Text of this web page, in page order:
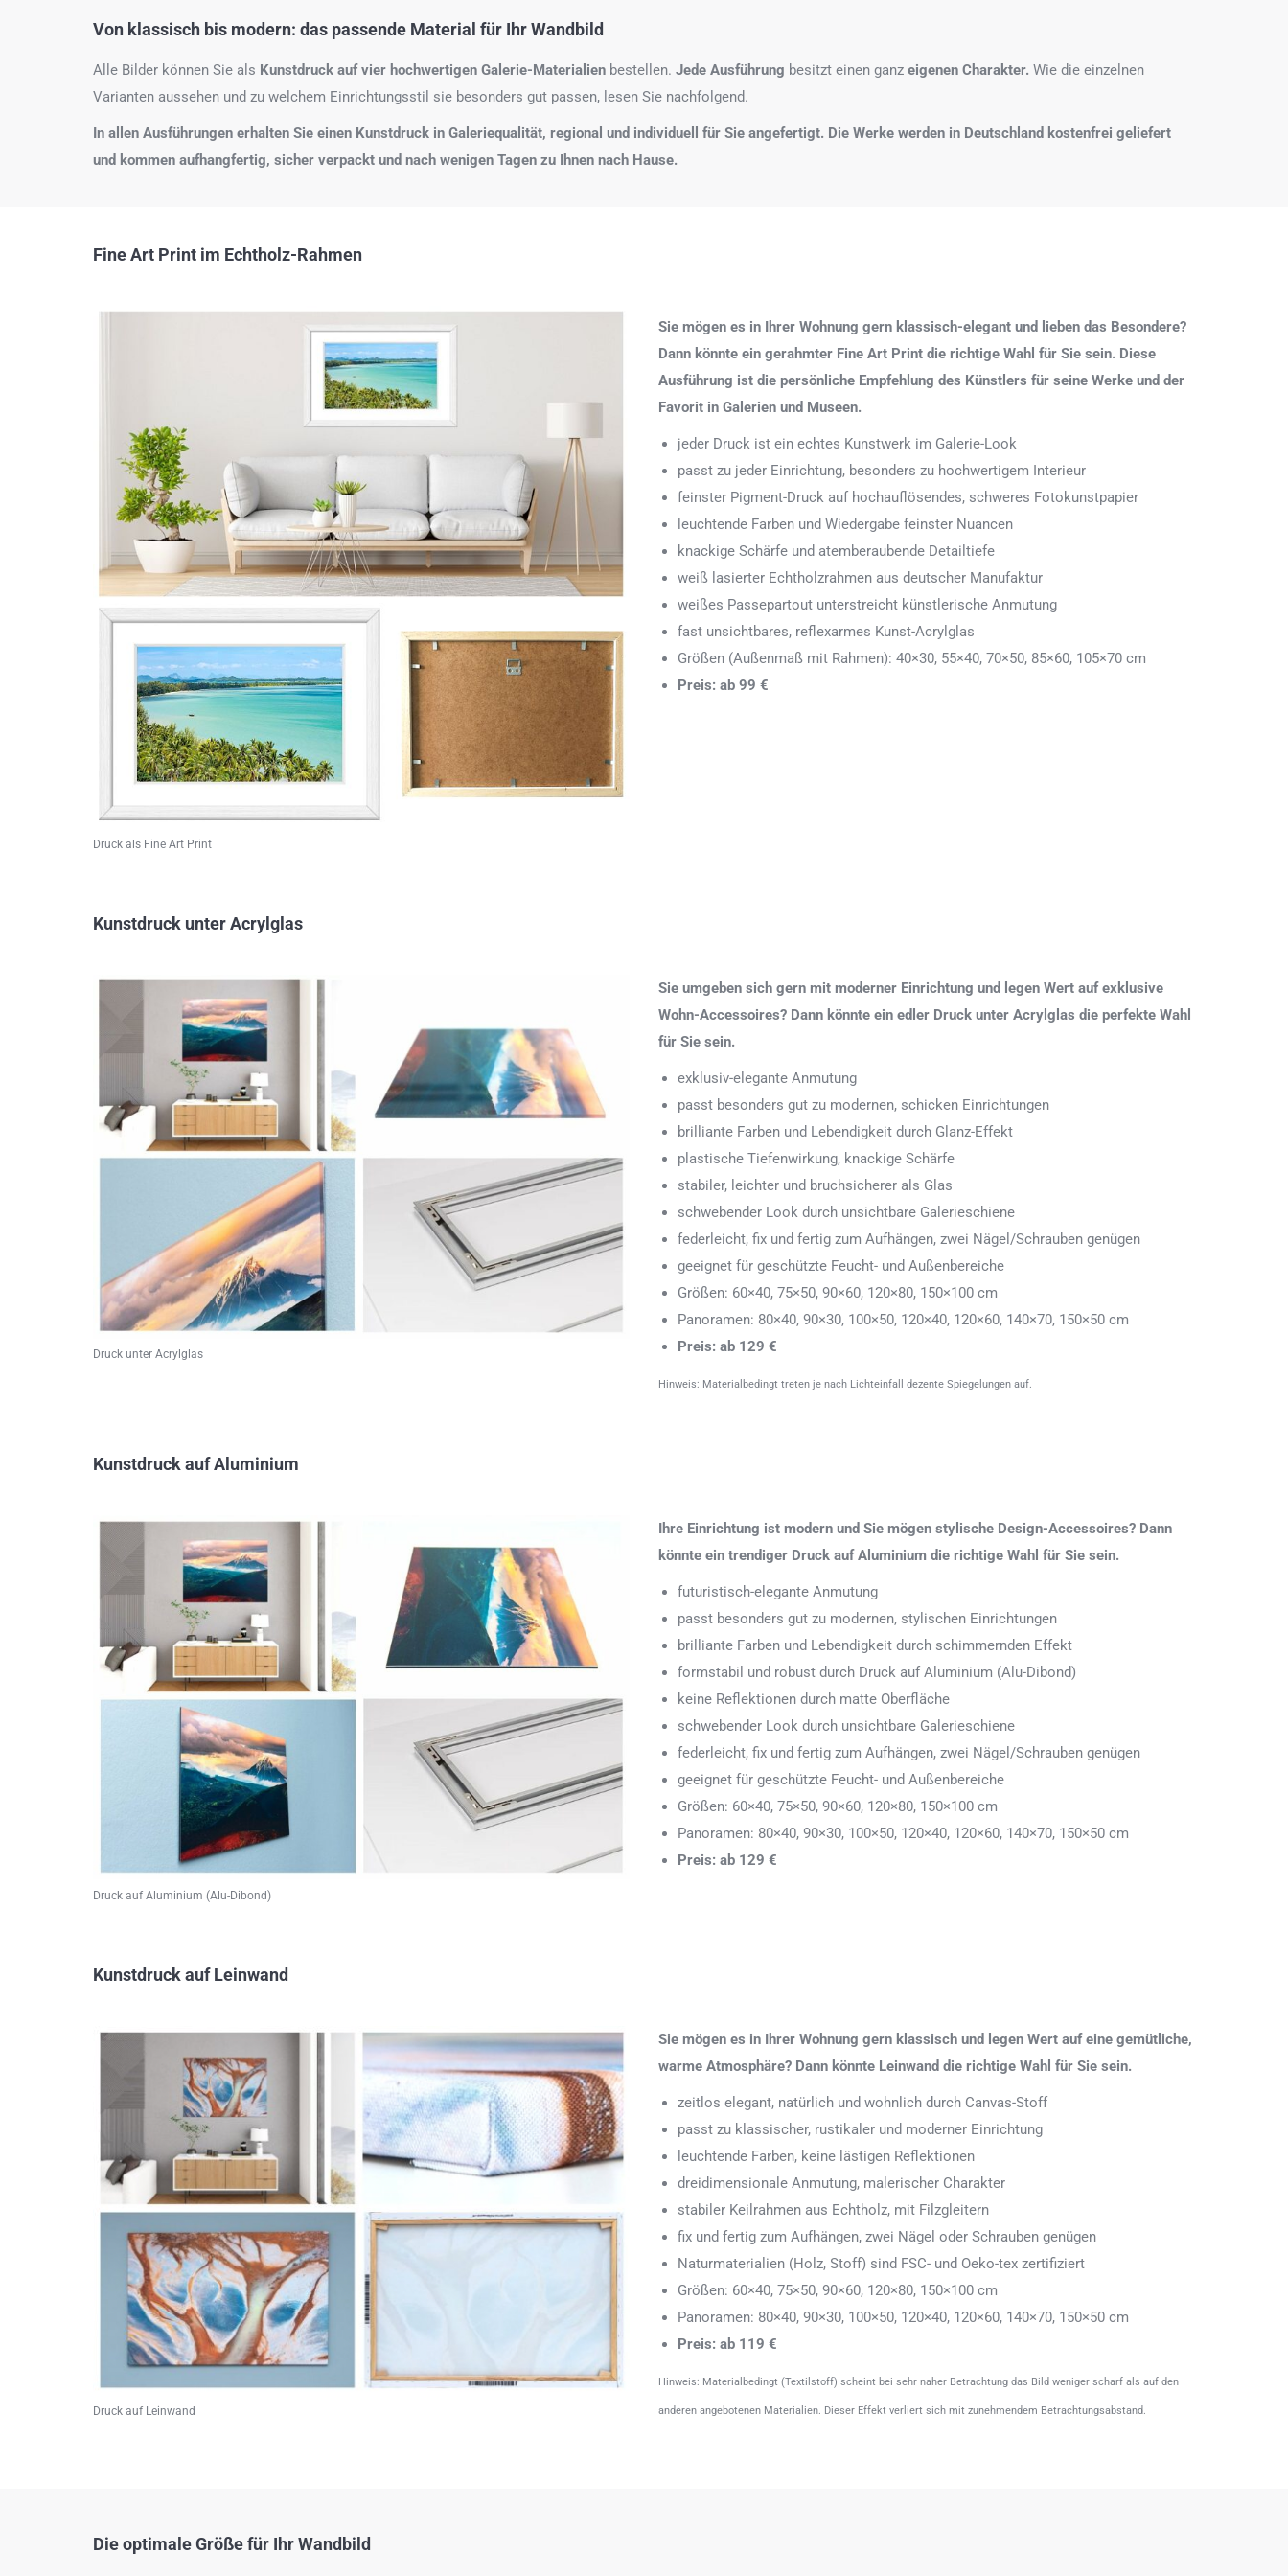
Von klassisch bis modern: das passende Material für Ihr Wandbild
Alle Bilder können Sie als Kunstdruck auf vier hochwertigen Galerie-Materialien bestellen. Jede Ausführung besitzt einen ganz eigenen Charakter. Wie die einzelnen
Varianten aussehen und zu welchem Einrichtungsstil sie besonders gut passen, lesen Sie nachfolgend.
In allen Ausführungen erhalten Sie einen Kunstdruck in Galeriequalität, regional und individuell für Sie angefertigt. Die Werke werden in Deutschland kostenfrei geliefert
und kommen aufhangfertig, sicher verpackt und nach wenigen Tagen zu Ihnen nach Hause.
Fine Art Print im Echtholz-Rahmen
Druck als Fine Art Print
Sie mögen es in Ihrer Wohnung gern klassisch-elegant und lieben das Besondere?
Dann könnte ein gerahmter Fine Art Print die richtige Wahl für Sie sein. Diese
Ausführung ist die persönliche Empfehlung des Künstlers für seine Werke und der
Favorit in Galerien und Museen.
jeder Druck ist ein echtes Kunstwerk im Galerie-Look
passt zu jeder Einrichtung, besonders zu hochwertigem Interieur
feinster Pigment-Druck auf hochauflösendes, schweres Fotokunstpapier
leuchtende Farben und Wiedergabe feinster Nuancen
knackige Schärfe und atemberaubende Detailtiefe
weiß lasierter Echtholzrahmen aus deutscher Manufaktur
weißes Passepartout unterstreicht künstlerische Anmutung
fast unsichtbares, reflexarmes Kunst-Acrylglas
Größen (Außenmaß mit Rahmen): 40×30, 55×40, 70×50, 85×60, 105×70 cm
Preis: ab 99 €
Kunstdruck unter Acrylglas
Druck unter Acrylglas
Sie umgeben sich gern mit moderner Einrichtung und legen Wert auf exklusive
Wohn-Accessoires? Dann könnte ein edler Druck unter Acrylglas die perfekte Wahl
für Sie sein.
exklusiv-elegante Anmutung
passt besonders gut zu modernen, schicken Einrichtungen
brilliante Farben und Lebendigkeit durch Glanz-Effekt
plastische Tiefenwirkung, knackige Schärfe
stabiler, leichter und bruchsicherer als Glas
schwebender Look durch unsichtbare Galerieschiene
federleicht, fix und fertig zum Aufhängen, zwei Nägel/Schrauben genügen
geeignet für geschützte Feucht- und Außenbereiche
Größen: 60×40, 75×50, 90×60, 120×80, 150×100 cm
Panoramen: 80×40, 90×30, 100×50, 120×40, 120×60, 140×70, 150×50 cm
Preis: ab 129 €
Hinweis: Materialbedingt treten je nach Lichteinfall dezente Spiegelungen auf.
Kunstdruck auf Aluminium
Druck auf Aluminium (Alu-Dibond)
Ihre Einrichtung ist modern und Sie mögen stylische Design-Accessoires? Dann
könnte ein trendiger Druck auf Aluminium die richtige Wahl für Sie sein.
futuristisch-elegante Anmutung
passt besonders gut zu modernen, stylischen Einrichtungen
brilliante Farben und Lebendigkeit durch schimmernden Effekt
formstabil und robust durch Druck auf Aluminium (Alu-Dibond)
keine Reflektionen durch matte Oberfläche
schwebender Look durch unsichtbare Galerieschiene
federleicht, fix und fertig zum Aufhängen, zwei Nägel/Schrauben genügen
geeignet für geschützte Feucht- und Außenbereiche
Größen: 60×40, 75×50, 90×60, 120×80, 150×100 cm
Panoramen: 80×40, 90×30, 100×50, 120×40, 120×60, 140×70, 150×50 cm
Preis: ab 129 €
Kunstdruck auf Leinwand
Druck auf Leinwand
Sie mögen es in Ihrer Wohnung gern klassisch und legen Wert auf eine gemütliche,
warme Atmosphäre? Dann könnte Leinwand die richtige Wahl für Sie sein.
zeitlos elegant, natürlich und wohnlich durch Canvas-Stoff
passt zu klassischer, rustikaler und moderner Einrichtung
leuchtende Farben, keine lästigen Reflektionen
dreidimensionale Anmutung, malerischer Charakter
stabiler Keilrahmen aus Echtholz, mit Filzgleitern
fix und fertig zum Aufhängen, zwei Nägel oder Schrauben genügen
Naturmaterialien (Holz, Stoff) sind FSC- und Oeko-tex zertifiziert
Größen: 60×40, 75×50, 90×60, 120×80, 150×100 cm
Panoramen: 80×40, 90×30, 100×50, 120×40, 120×60, 140×70, 150×50 cm
Preis: ab 119 €
Hinweis: Materialbedingt (Textilstoff) scheint bei sehr naher Betrachtung das Bild weniger scharf als auf den
anderen angebotenen Materialien. Dieser Effekt verliert sich mit zunehmendem Betrachtungsabstand.
Die optimale Größe für Ihr Wandbild